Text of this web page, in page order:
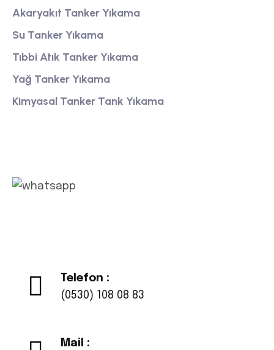
Akaryakıt Tanker Yıkama
Su Tanker Yıkama
Tıbbi Atık Tanker Yıkama
Yağ Tanker Yıkama
Kimyasal Tanker Tank Yıkama
Telefon :
(0530) 108 08 83
Mail :